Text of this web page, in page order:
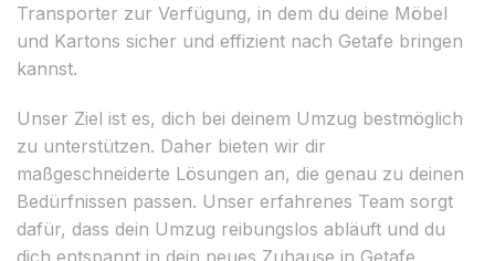
Transporter zur Verfügung, in dem du deine Möbel
und Kartons sicher und effizient nach Getafe bringen
kannst.
Unser Ziel ist es, dich bei deinem Umzug bestmöglich
zu unterstützen. Daher bieten wir dir
maßgeschneiderte Lösungen an, die genau zu deinen
Bedürfnissen passen. Unser erfahrenes Team sorgt
dafür, dass dein Umzug reibungslos abläuft und du
dich entspannt in dein neues Zuhause in Getafe